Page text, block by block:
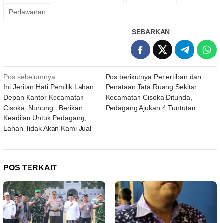
Perlawanan
SEBARKAN
Navigasi
pos
Pos sebelumnya
Ini Jeritan Hati Pemilik Lahan
Depan Kantor Kecamatan
Cisoka, Nunung : Berikan
Keadilan Untuk Pedagang,
Lahan Tidak Akan Kami Jual
Pos berikutnya Penertiban dan
Penataan Tata Ruang Sekitar
Kecamatan Cisoka Ditunda,
Pedagang Ajukan 4 Tuntutan
POS TERKAIT